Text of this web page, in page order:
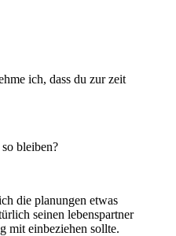
ich, dass du zur zeit
bleiben?
die planungen etwas
seinen lebenspartner
mit einbeziehen sollte.